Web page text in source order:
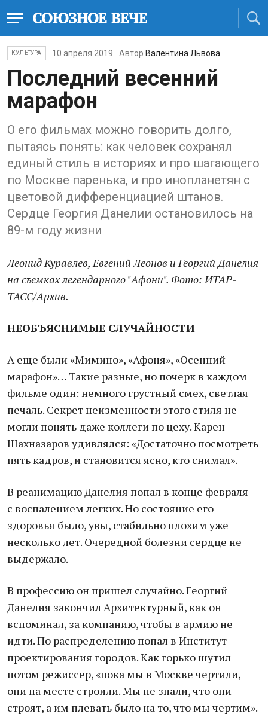
КУЛЬТУРА 10 апреля 2019 Автор Валентина Львова
Последний весенний
марафон
О его фильмах можно говорить долго,
пытаясь понять: как человек сохранял
единый стиль в историях и про шагающего
по Москве паренька, и про инопланетян с
цветовой дифференциацией штанов.
Сердце Георгия Данелии остановилось на
89-м году жизни
Леонид Куравлев, Евгений Леонов и Георгий Данелия
на съемках легендарного "Афони". Фото: ИТАР-
ТАСС/Архив.
НЕОБЪЯСНИМЫЕ СЛУЧАЙНОСТИ
А еще были «Мимино», «Афоня», «Осенний
марафон»… Такие разные, но почерк в каждом
фильме один: немного грустный смех, светлая
печаль. Секрет неизменности этого стиля не
могли понять даже коллеги по цеху. Карен
Шахназаров удивлялся: «Достаточно посмотреть
пять кадров, и становится ясно, кто снимал».
В реанимацию Данелия попал в конце февраля
с воспалением легких. Но состояние его
здоровья было, увы, стабильно плохим уже
несколько лет. Очередной болезни сердце не
выдержало.
В профессию он пришел случайно. Георгий
Данелия закончил Архитектурный, как он
вспоминал, за компанию, чтобы в армию не
идти. По распределению попал в Институт
проектирования городов. Как горько шутил
потом режиссер, «пока мы в Москве чертили,
они на месте строили. Мы не знали, что они
строят, а им плевать было на то, что мы чертим».